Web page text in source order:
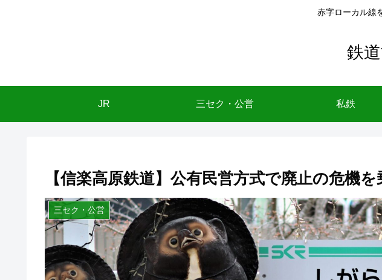
赤字ローカル線
鉄
JR 三セク・公営 私鉄
【信楽高原鉄道】公有民営方式で廃止の危機
三セク・公営